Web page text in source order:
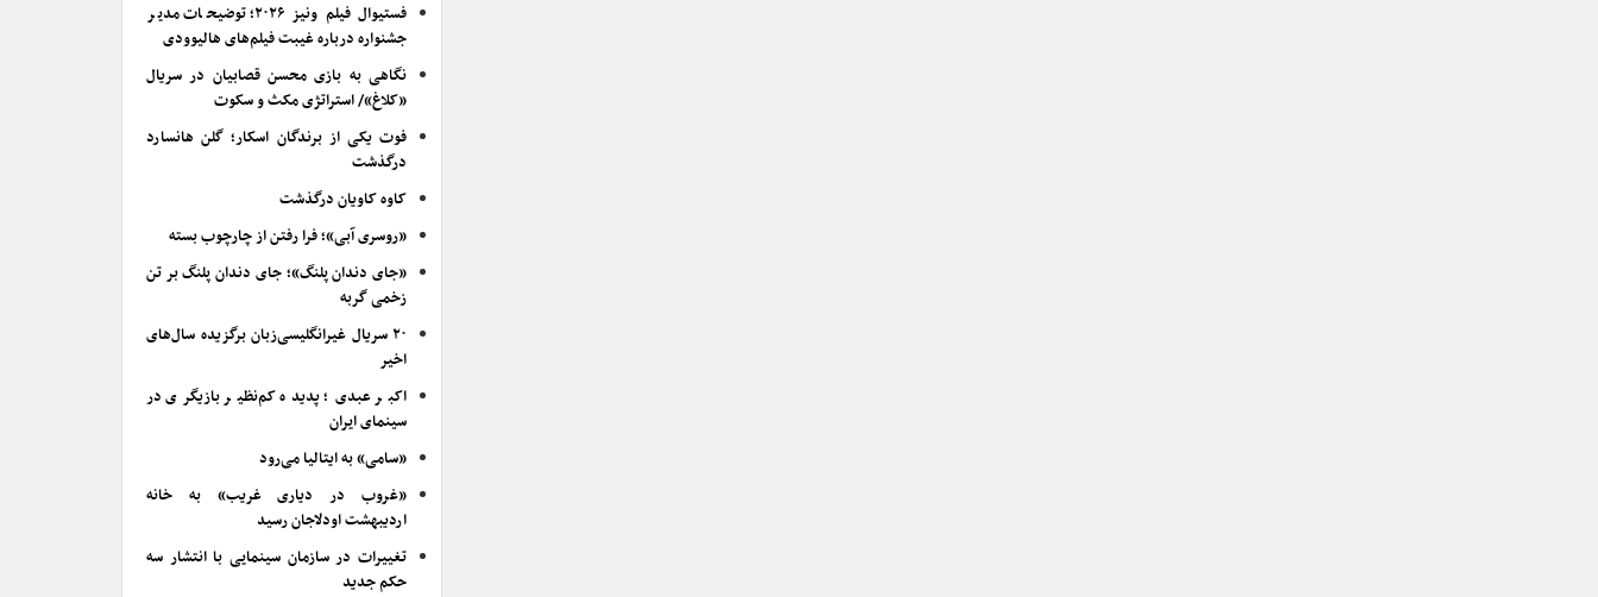
فستیوال فیلم ونیز ۲۰۲۶؛ توضیحات مدیر
جشنواره درباره غیبت فیلم‌های هالیوودی
نگاهی به بازی محسن قصابیان در سریال
«کلاغ»/ استراتژی مکث و سکوت
فوت یکی از برندگان اسکار؛ گلن هانسارد
درگذشت
کاوه کاویان درگذشت
«روسری آبی»؛ فرا رفتن از چارچوب بسته
«جای دندان پلنگ»؛ جای دندان پلنگ بر تن
زخمی گربه
۲۰ سریال غیرانگلیسی‌زبان برگزیده سال‌های
اخیر
اکبر عبدی؛ پدیده کم‌نظیر بازیگری در
سینمای ایران
«سامی» به ایتالیا می‌رود
«غروب در دیاری غریب» به خانه
اردیبهشت اودلاجان رسید
تغییرات در سازمان سینمایی با انتشار سه
حکم جدید